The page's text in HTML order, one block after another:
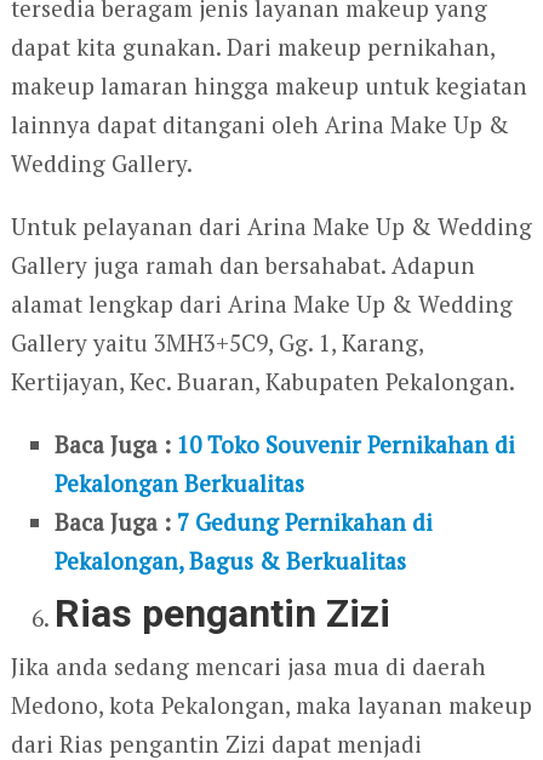
tersedia beragam jenis layanan makeup yang
dapat kita gunakan. Dari makeup pernikahan,
makeup lamaran hingga makeup untuk kegiatan
lainnya dapat ditangani oleh Arina Make Up &
Wedding Gallery.
Untuk pelayanan dari Arina Make Up & Wedding
Gallery juga ramah dan bersahabat. Adapun
alamat lengkap dari Arina Make Up & Wedding
Gallery yaitu 3MH3+5C9, Gg. 1, Karang,
Kertijayan, Kec. Buaran, Kabupaten Pekalongan.
Baca Juga : 10 Toko Souvenir Pernikahan di
Pekalongan Berkualitas
Baca Juga : 7 Gedung Pernikahan di
Pekalongan, Bagus & Berkualitas
Rias pengantin Zizi
Jika anda sedang mencari jasa mua di daerah
Medono, kota Pekalongan, maka layanan makeup
dari Rias pengantin Zizi dapat menjadi